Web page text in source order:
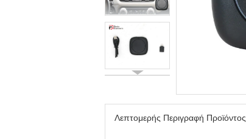
Λεπτομερής Περιγραφή Προϊόντος